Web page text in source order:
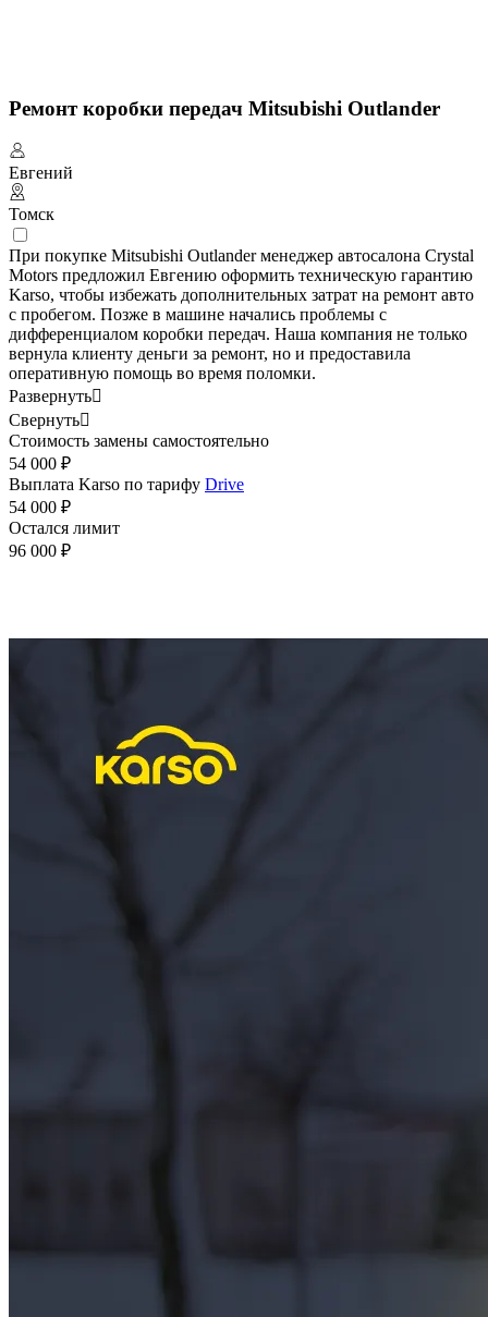
Ремонт коробки передач Mitsubishi Outlander
Евгений
Томск
При покупке Mitsubishi Outlander менеджер автосалона Crystal
Motors предложил Евгению оформить техническую гарантию
Karso, чтобы избежать дополнительных затрат на ремонт авто
с пробегом. Позже в машине начались проблемы с
дифференциалом коробки передач. Наша компания не только
вернула клиенту деньги за ремонт, но и предоставила
оперативную помощь во время поломки.
Развернуть
Свернуть
Стоимость замены самостоятельно
54 000 ₽
Выплата Karso по тарифу Drive
54 000 ₽
Остался лимит
96 000 ₽